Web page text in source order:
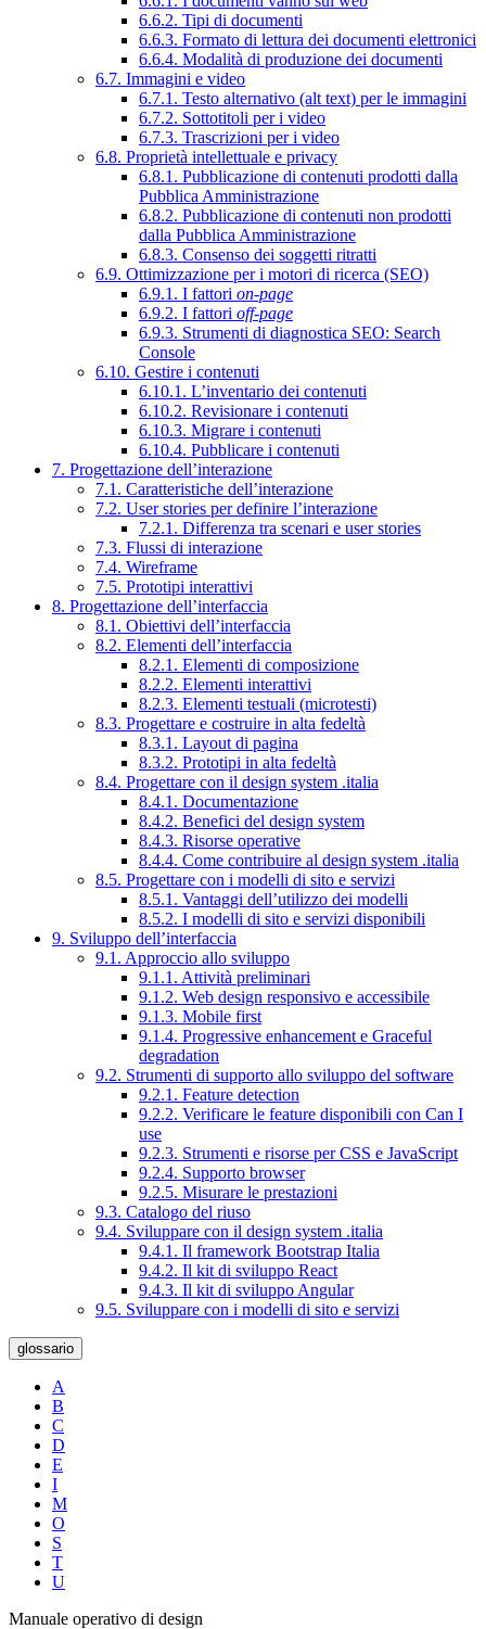
6.6.2. Tipi di documenti
6.6.3. Formato di lettura dei documenti elettronici
6.6.4. Modalità di produzione dei documenti
6.7. Immagini e video
6.7.1. Testo alternativo (alt text) per le immagini
6.7.2. Sottotitoli per i video
6.7.3. Trascrizioni per i video
6.8. Proprietà intellettuale e privacy
6.8.1. Pubblicazione di contenuti prodotti dalla
Pubblica Amministrazione
6.8.2. Pubblicazione di contenuti non prodotti
dalla Pubblica Amministrazione
6.8.3. Consenso dei soggetti ritratti
6.9. Ottimizzazione per i motori di ricerca (SEO)
6.9.1. I fattori on-page
6.9.2. I fattori off-page
6.9.3. Strumenti di diagnostica SEO: Search
Console
6.10. Gestire i contenuti
6.10.1. L’inventario dei contenuti
6.10.2. Revisionare i contenuti
6.10.3. Migrare i contenuti
6.10.4. Pubblicare i contenuti
7. Progettazione dell’interazione
7.1. Caratteristiche dell’interazione
7.2. User stories per definire l’interazione
7.2.1. Differenza tra scenari e user stories
7.3. Flussi di interazione
7.4. Wireframe
7.5. Prototipi interattivi
8. Progettazione dell’interfaccia
8.1. Obiettivi dell’interfaccia
8.2. Elementi dell’interfaccia
8.2.1. Elementi di composizione
8.2.2. Elementi interattivi
8.2.3. Elementi testuali (microtesti)
8.3. Progettare e costruire in alta fedeltà
8.3.1. Layout di pagina
8.3.2. Prototipi in alta fedeltà
8.4. Progettare con il design system .italia
8.4.1. Documentazione
8.4.2. Benefici del design system
8.4.3. Risorse operative
8.4.4. Come contribuire al design system .italia
8.5. Progettare con i modelli di sito e servizi
8.5.1. Vantaggi dell’utilizzo dei modelli
8.5.2. I modelli di sito e servizi disponibili
9. Sviluppo dell’interfaccia
9.1. Approccio allo sviluppo
9.1.1. Attività preliminari
9.1.2. Web design responsivo e accessibile
9.1.3. Mobile first
9.1.4. Progressive enhancement e Graceful
degradation
9.2. Strumenti di supporto allo sviluppo del software
9.2.1. Feature detection
9.2.2. Verificare le feature disponibili con Can I
use
9.2.3. Strumenti e risorse per CSS e JavaScript
9.2.4. Supporto browser
9.2.5. Misurare le prestazioni
9.3. Catalogo del riuso
9.4. Sviluppare con il design system .italia
9.4.1. Il framework Bootstrap Italia
9.4.2. Il kit di sviluppo React
9.4.3. Il kit di sviluppo Angular
9.5. Sviluppare con i modelli di sito e servizi
glossario
A
B
C
D
E
I
M
O
S
T
U
Manuale operativo di design